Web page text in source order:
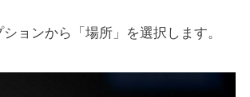
ションから「場所」を選択します。